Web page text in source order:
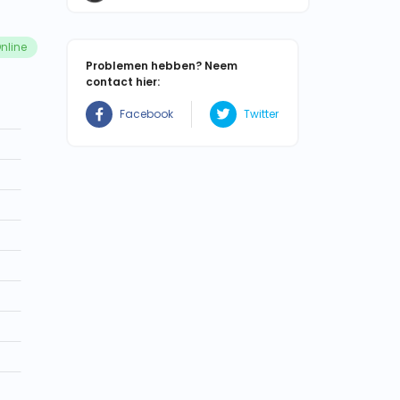
Problemen hebben? Neem
contact hier:
Facebook Twitter